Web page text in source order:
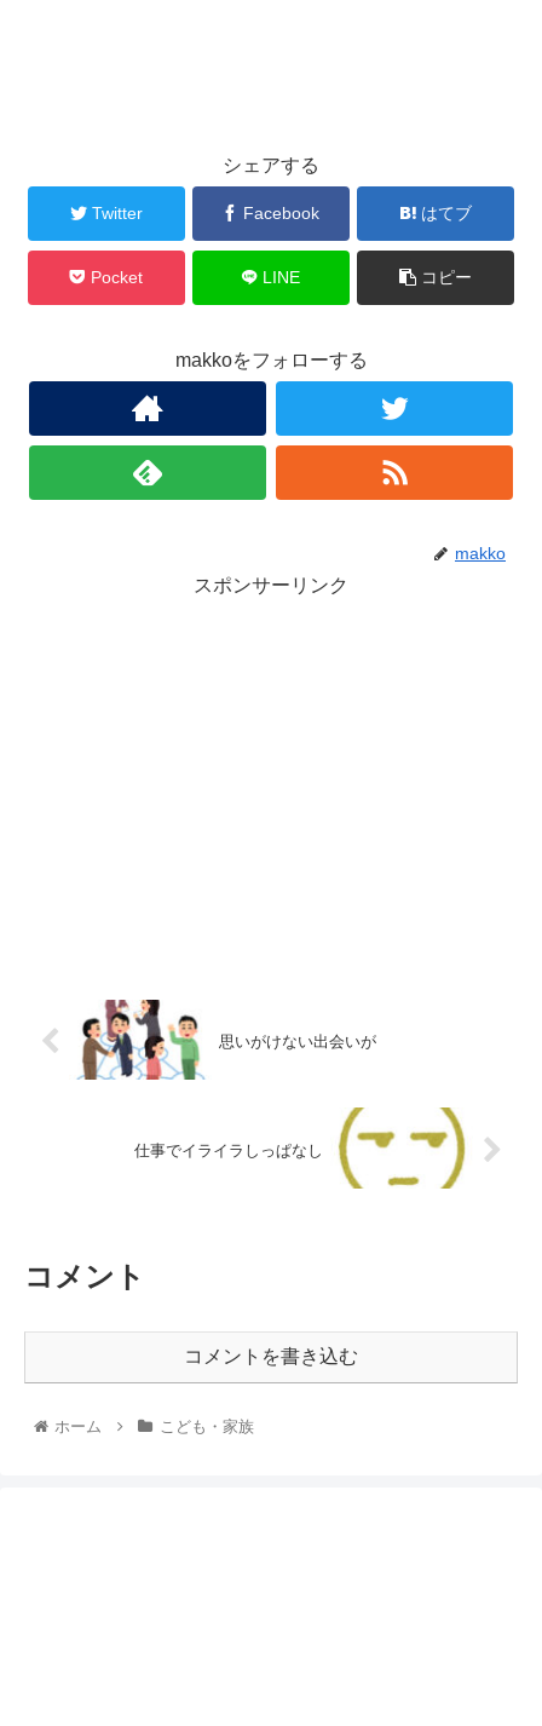
シェアする
Twitter Facebook はてブ
Pocket LINE コピー
makkoをフォローする
makko
スポンサーリンク
思いがけない出会いが
仕事でイライラしっぱなし
コメント
コメントを書き込む
ホーム こども・家族